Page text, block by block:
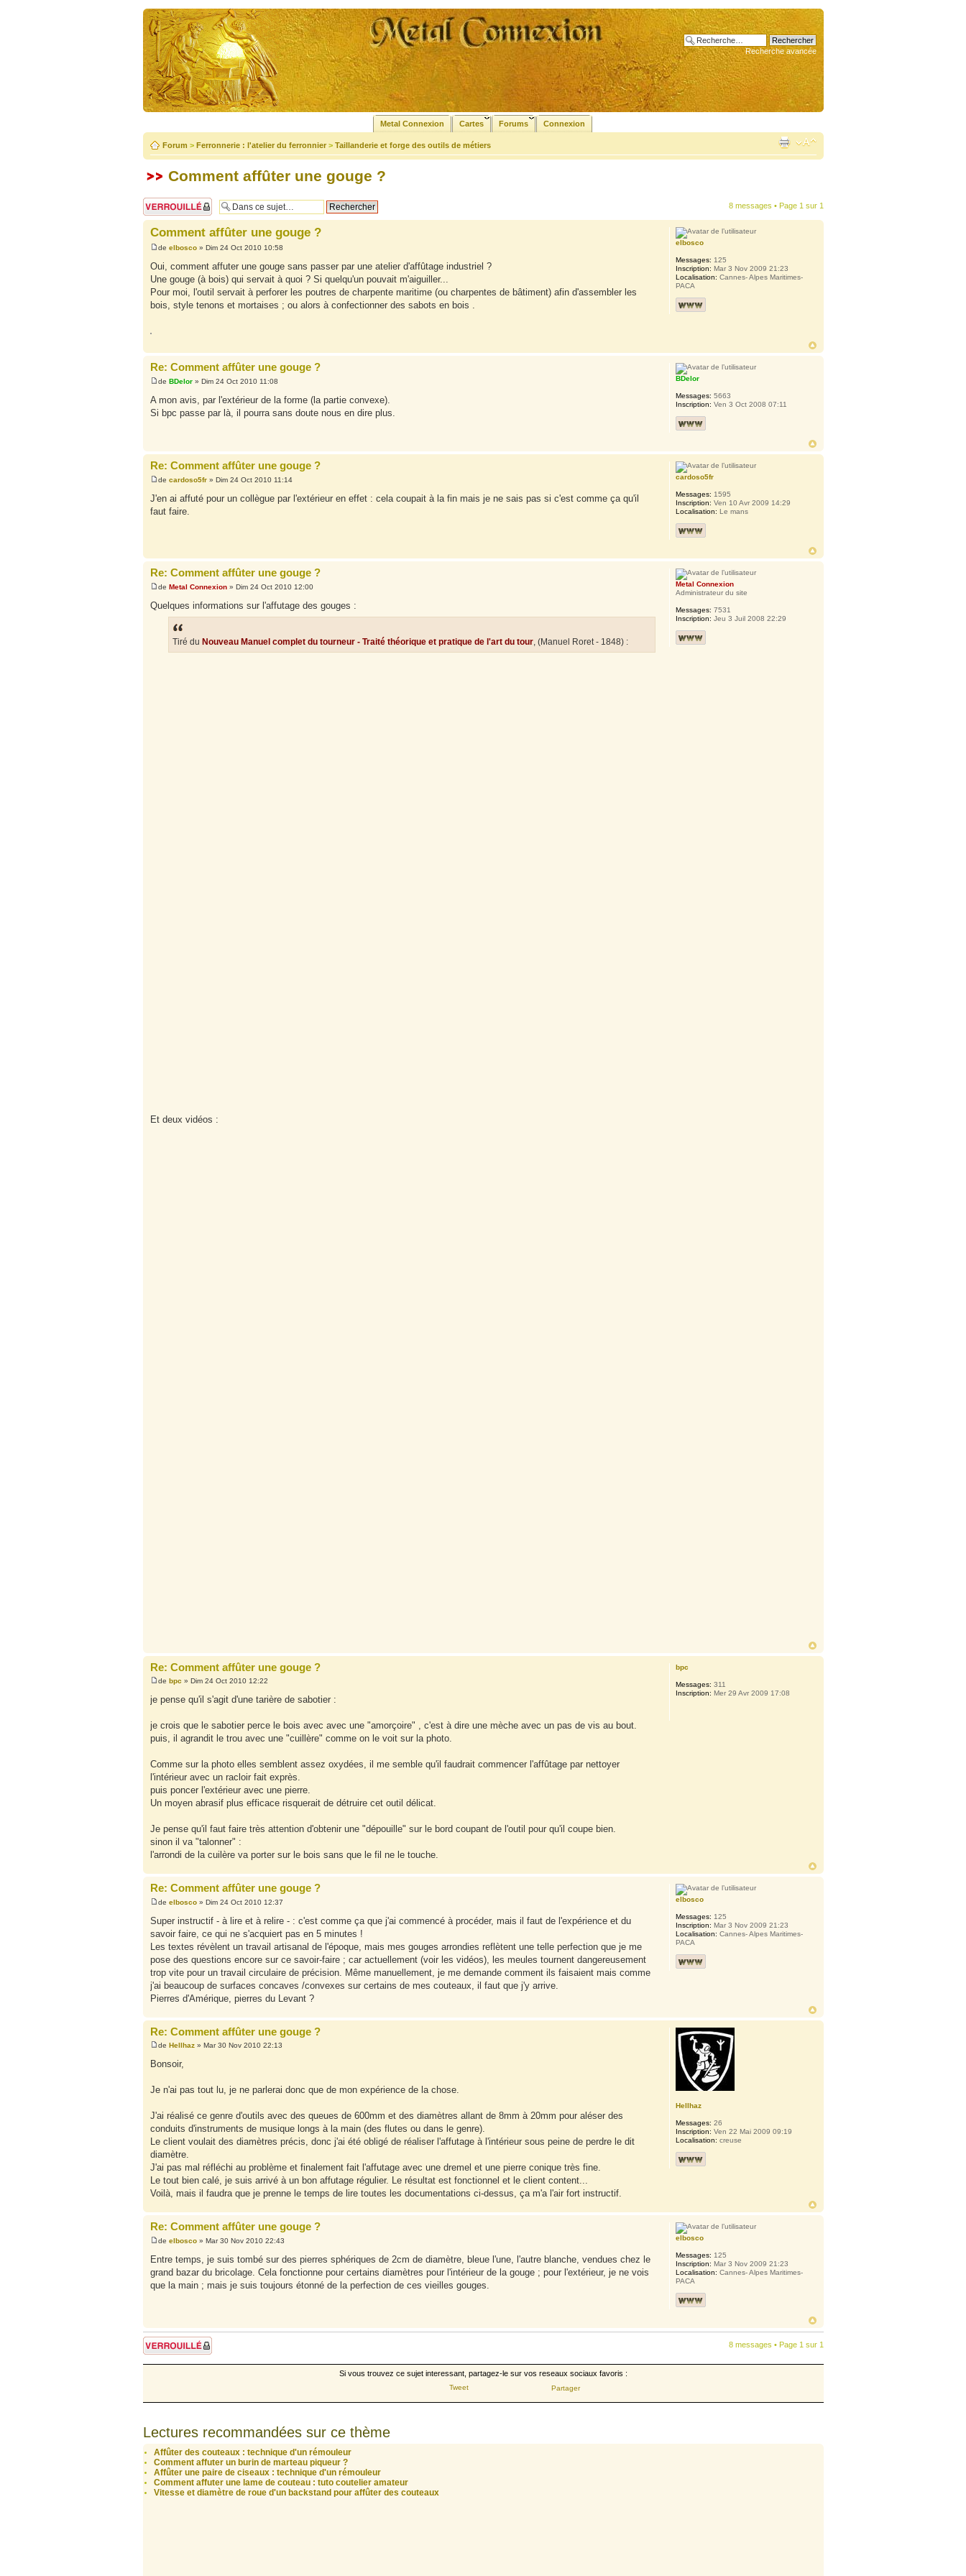
Recherche avancée
Metal Connexion Cartes Forums Connexion
Forum > Ferronnerie : l'atelier du ferronnier > Taillanderie et forge des outils de métiers
Comment affûter une gouge ?
Sujet verrouillé 8 messages • Page 1 sur 1
Comment affûter une gouge ?
de elbosco» Dim 24 Oct 2010 10:58
Oui, comment affuter une gouge sans passer par une atelier d'affûtage industriel ?
Une gouge (à bois) qui servait à quoi ? Si quelqu'un pouvait m'aiguiller...
Pour moi, l'outil servait à perforer les poutres de charpente maritime (ou charpentes de bâtiment) afin d'assembler les
bois, style tenons et mortaises ; ou alors à confectionner des sabots en bois .
elbosco
Messages: 125
Inscription: Mar 3 Nov 2009 21:23
Localisation: Cannes- Alpes Maritimes-
PACA
Re: Comment affûter une gouge ?
de BDelor» Dim 24 Oct 2010 11:08
A mon avis, par l'extérieur de la forme (la partie convexe).
Si bpc passe par là, il pourra sans doute nous en dire plus.
BDelor
Messages: 5663
Inscription: Ven 3 Oct 2008 07:11
Re: Comment affûter une gouge ?
de cardoso5fr» Dim 24 Oct 2010 11:14
J'en ai affuté pour un collègue par l'extérieur en effet : cela coupait à la fin mais je ne sais pas si c'est comme ça qu'il
faut faire.
cardoso5fr
Messages: 1595
Inscription: Ven 10 Avr 2009 14:29
Localisation: Le mans
Re: Comment affûter une gouge ?
de Metal Connexion» Dim 24 Oct 2010 12:00
Quelques informations sur l'affutage des gouges :
Tiré du Nouveau Manuel complet du tourneur - Traité théorique et pratique de l'art du tour, (Manuel Roret - 1848) :
Et deux vidéos :
Metal Connexion
Administrateur du site
Messages: 7531
Inscription: Jeu 3 Juil 2008 22:29
Re: Comment affûter une gouge ?
de bpc » Dim 24 Oct 2010 12:22
je pense qu'il s'agit d'une tarière de sabotier :
je crois que le sabotier perce le bois avec avec une "amorçoire" , c'est à dire une mèche avec un pas de vis au bout.
puis, il agrandit le trou avec une "cuillère" comme on le voit sur la photo.
Comme sur la photo elles semblent assez oxydées, il me semble qu'il faudrait commencer l'affûtage par nettoyer
l'intérieur avec un racloir fait exprès.
puis poncer l'extérieur avec une pierre.
Un moyen abrasif plus efficace risquerait de détruire cet outil délicat.
Je pense qu'il faut faire très attention d'obtenir une "dépouille" sur le bord coupant de l'outil pour qu'il coupe bien.
sinon il va "talonner" :
l'arrondi de la cuilère va porter sur le bois sans que le fil ne le touche.
bpc
Messages: 311
Inscription: Mer 29 Avr 2009 17:08
Re: Comment affûter une gouge ?
de elbosco» Dim 24 Oct 2010 12:37
Super instructif - à lire et à relire - : c'est comme ça que j'ai commencé à procéder, mais il faut de l'expérience et du
savoir faire, ce qui ne s'acquiert pas en 5 minutes !
Les textes révèlent un travail artisanal de l'époque, mais mes gouges arrondies reflètent une telle perfection que je me
pose des questions encore sur ce savoir-faire ; car actuellement (voir les vidéos), les meules tournent dangereusement
trop vite pour un travail circulaire de précision. Même manuellement, je me demande comment ils faisaient mais comme
j'ai beaucoup de surfaces concaves /convexes sur certains de mes couteaux, il faut que j'y arrive.
Pierres d'Amérique, pierres du Levant ?
elbosco
Messages: 125
Inscription: Mar 3 Nov 2009 21:23
Localisation: Cannes- Alpes Maritimes-
PACA
Re: Comment affûter une gouge ?
de Hellhaz» Mar 30 Nov 2010 22:13
Bonsoir,
Je n'ai pas tout lu, je ne parlerai donc que de mon expérience de la chose.
J'ai réalisé ce genre d'outils avec des queues de 600mm et des diamètres allant de 8mm à 20mm pour aléser des
conduits d'instruments de musique longs à la main (des flutes ou dans le genre).
Le client voulait des diamètres précis, donc j'ai été obligé de réaliser l'affutage à l'intérieur sous peine de perdre le dit
diamètre.
J'ai pas mal réfléchi au problème et finalement fait l'affutage avec une dremel et une pierre conique très fine.
Le tout bien calé, je suis arrivé à un bon affutage régulier. Le résultat est fonctionnel et le client content...
Voilà, mais il faudra que je prenne le temps de lire toutes les documentations ci-dessus, ça m'a l'air fort instructif.
Hellhaz
Messages: 26
Inscription: Ven 22 Mai 2009 09:19
Localisation: creuse
Re: Comment affûter une gouge ?
de elbosco» Mar 30 Nov 2010 22:43
Entre temps, je suis tombé sur des pierres sphériques de 2cm de diamètre, bleue l'une, l'autre blanche, vendues chez le
grand bazar du bricolage. Cela fonctionne pour certains diamètres pour l'intérieur de la gouge ; pour l'extérieur, je ne vois
que la main ; mais je suis toujours étonné de la perfection de ces vieilles gouges.
elbosco
Messages: 125
Inscription: Mar 3 Nov 2009 21:23
Localisation: Cannes- Alpes Maritimes-
PACA
Sujet verrouillé 8 messages • Page 1 sur 1
Si vous trouvez ce sujet interessant, partagez-le sur vos reseaux sociaux favoris :
Tweet Partager
Lectures recommandées sur ce thème
Affûter des couteaux : technique d'un rémouleur
Comment affuter un burin de marteau piqueur ?
Affûter une paire de ciseaux : technique d'un rémouleur
Comment affuter une lame de couteau : tuto coutelier amateur
Vitesse et diamètre de roue d'un backstand pour affûter des couteaux